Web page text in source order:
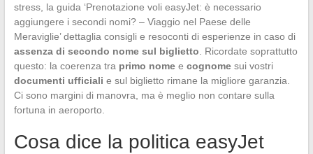
stress, la guida ‘Prenotazione voli easyJet: è necessario
aggiungere i secondi nomi? – Viaggio nel Paese delle
Meraviglie’ dettaglia consigli e resoconti di esperienze in caso di
assenza di secondo nome sul biglietto . Ricordate soprattutto
questo: la coerenza tra primo nomee cognomesui vostri
documenti ufficiali e sul biglietto rimane la migliore garanzia.
Ci sono margini di manovra, ma è meglio non contare sulla
fortuna in aeroporto.
Cosa dice la politica easyJet